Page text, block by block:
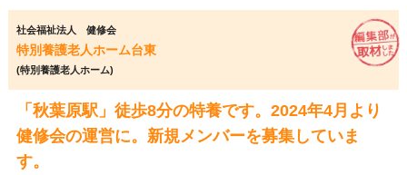
社会福祉法人 健修会
特別養護老人ホーム台東
(特別養護老人ホーム)
「秋葉原駅」徒歩8分の特養です。2024年4月より
健修会の運営に。新規メンバーを募集していま
す。